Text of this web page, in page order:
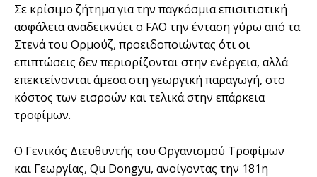
Σε κρίσιμο ζήτημα για την παγκόσμια επισιτιστική
ασφάλεια αναδεικνύει ο FAO την ένταση γύρω από τα
Στενά του Ορμούζ, προειδοποιώντας ότι οι
επιπτώσεις δεν περιορίζονται στην ενέργεια, αλλά
επεκτείνονται άμεσα στη γεωργική παραγωγή, στο
κόστος των εισροών και τελικά στην επάρκεια
τροφίμων.
Ο Γενικός Διευθυντής του Οργανισμού Τροφίμων
και Γεωργίας, Qu Dongyu, ανοίγοντας την 181η